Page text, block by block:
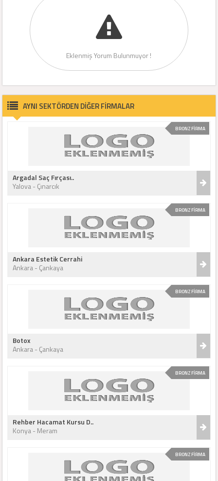
Eklenmiş Yorum Bulunmuyor !
AYNI SEKTÖRDEN DİĞER FİRMALAR
BRONZ FİRMA
Argadal Saç Fırçası..
Yalova - Çınarcık
BRONZ FİRMA
Ankara Estetik Cerrahi
Ankara - Çankaya
BRONZ FİRMA
Botox
Ankara - Çankaya
BRONZ FİRMA
Rehber Hacamat Kursu D..
Konya - Meram
BRONZ FİRMA